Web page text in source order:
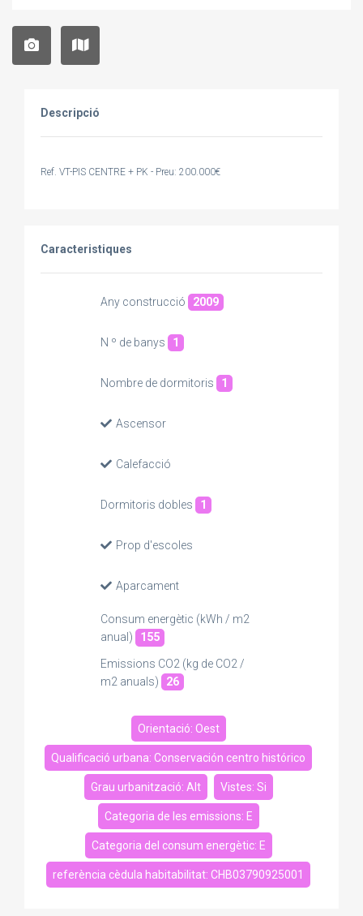
Descripció
Ref. VT-PIS CENTRE + PK - Preu: 200.000€
Caracteristiques
Any construcció 2009
N º de banys 1
Nombre de dormitoris 1
Ascensor
Calefacció
Dormitoris dobles 1
Prop d'escoles
Aparcament
Consum energètic (kWh / m2
anual)
155
Emissions CO2 (kg de CO2 /
m2 anuals)
26
Orientació: Oest
Qualificació urbana: Conservación centro histórico
Grau urbanització: Alt Vistes: Si
Categoria de les emissions: E
Categoria del consum energètic: E
referència cèdula habitabilitat: CHB03790925001